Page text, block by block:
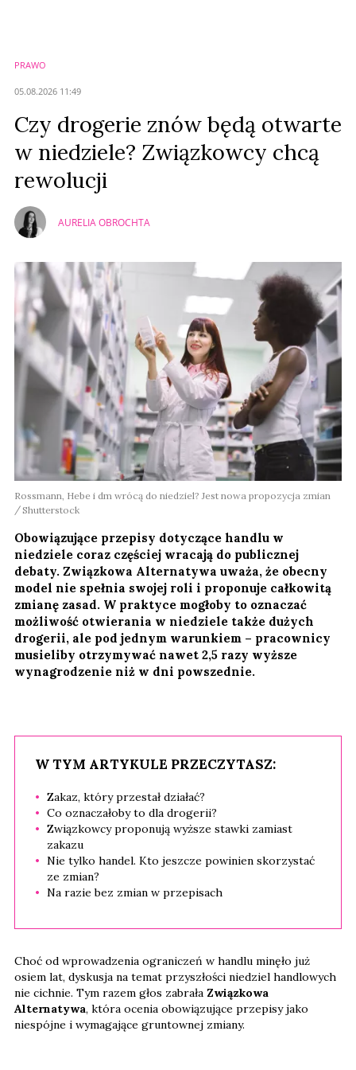
PRAWO
05.08.2026 11:49
Czy drogerie znów będą otwarte
w niedziele? Związkowcy chcą
rewolucji
AURELIA OBROCHTA
Rossmann, Hebe i dm wrócą do niedziel? Jest nowa propozycja zmian
Shutterstock
Obowiązujące przepisy dotyczące handlu w
niedziele coraz częściej wracają do publicznej
debaty. Związkowa Alternatywa uważa, że obecny
model nie spełnia swojej roli i proponuje całkowitą
zmianę zasad. W praktyce mogłoby to oznaczać
możliwość otwierania w niedziele także dużych
drogerii, ale pod jednym warunkiem – pracownicy
musieliby otrzymywać nawet 2,5 razy wyższe
wynagrodzenie niż w dni powszednie.
W TYM ARTYKULE PRZECZYTASZ:
Zakaz, który przestał działać?
Co oznaczałoby to dla drogerii?
Związkowcy proponują wyższe stawki zamiast
zakazu
Nie tylko handel. Kto jeszcze powinien skorzystać
ze zmian?
Na razie bez zmian w przepisach
Choć od wprowadzenia ograniczeń w handlu minęło już
osiem lat, dyskusja na temat przyszłości niedziel handlowych
nie cichnie. Tym razem głos zabrała Związkowa
Alternatywa, która ocenia obowiązujące przepisy jako
niespójne i wymagające gruntownej zmiany.